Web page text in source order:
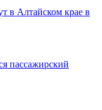
в Алтайском крае в
пассажирский